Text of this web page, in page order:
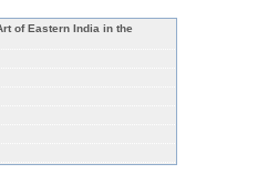
of Eastern India in the